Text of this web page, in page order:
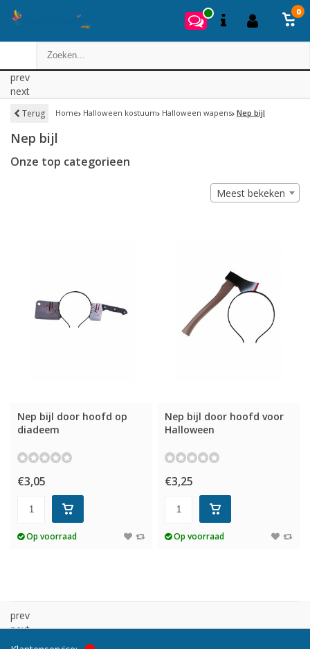
0
prev
next
Terug Home Halloween kostuum Halloween wapens Nep bijl
Nep bijl
Onze top categorieen
Meest bekeken
Nep bijl door hoofd op
diadeem
€3,05
Op voorraad
Nep bijl door hoofd voor
Halloween
€3,25
Op voorraad
prev
next